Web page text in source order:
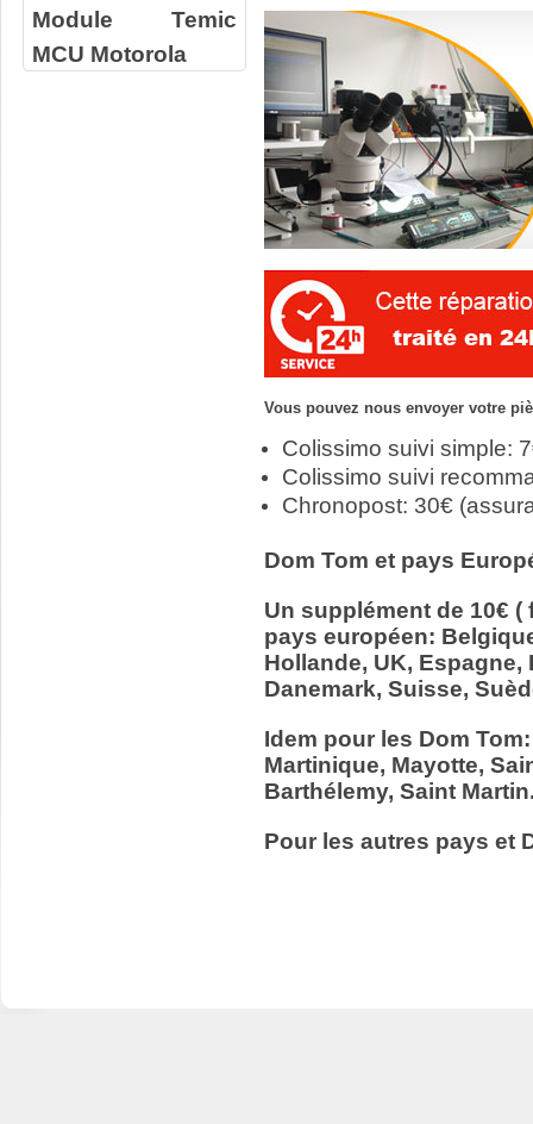
Module Temic
MCU Motorola
Vous pouvez nous envoyer votre
Colissimo suivi simple:
Colissimo suivi
Chronopost: 30€
Dom Tom et pays
Un supplément de 10€
pays européen:
Hollande, UK,
Danemark, Suisse,
Idem pour les Dom
Martinique, Mayotte,
Barthélemy, Saint
Pour les autres pays et